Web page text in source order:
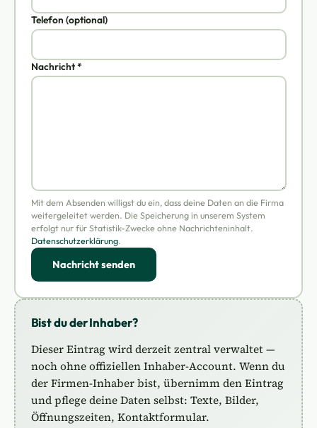
Telefon (optional)
Nachricht *
Mit dem Absenden willigst du ein, dass deine Daten an die Firma
weitergeleitet werden. Die Speicherung in unserem System
erfolgt nur für Statistik-Zwecke ohne Nachrichteninhalt.
Datenschutzerklärung.
Nachricht senden
Bist du der Inhaber?
Dieser Eintrag wird derzeit zentral verwaltet —
noch ohne offiziellen Inhaber-Account. Wenn du
der Firmen-Inhaber bist, übernimm den Eintrag
und pflege deine Daten selbst: Texte, Bilder,
Öffnungszeiten, Kontaktformular.